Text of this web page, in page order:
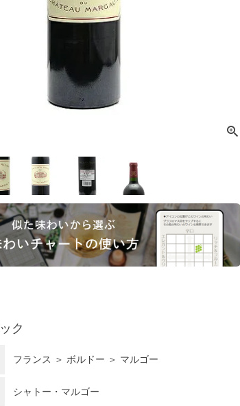
ク
フランス ＞ ボルドー ＞ マルゴー
シャトー・マルゴー